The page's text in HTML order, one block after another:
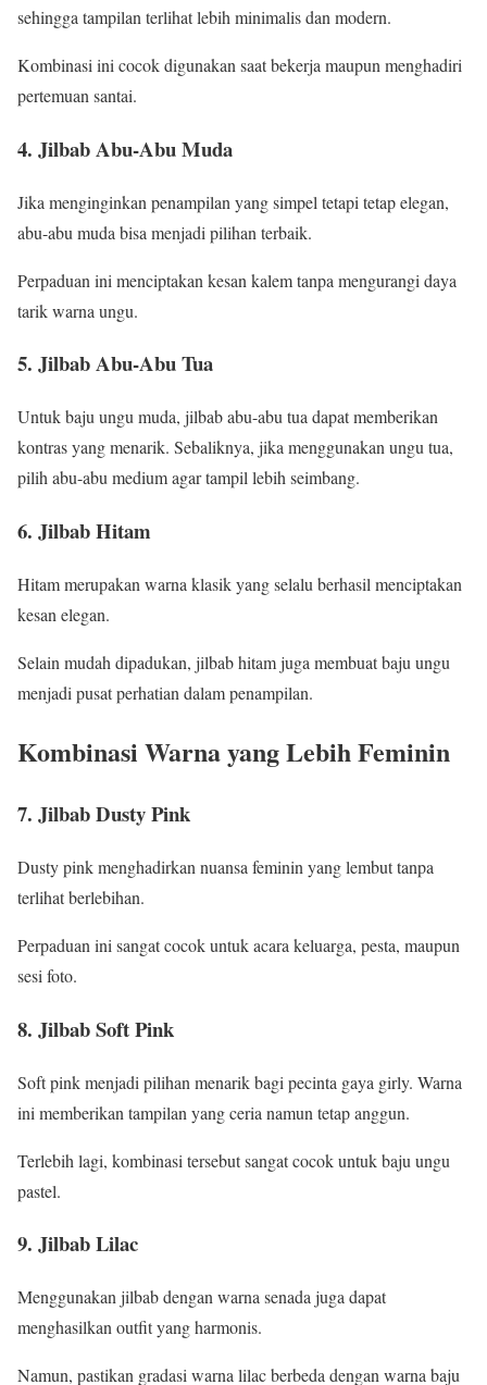
sehingga tampilan terlihat lebih minimalis dan modern.
Kombinasi ini cocok digunakan saat bekerja maupun menghadiri
pertemuan santai.
4. Jilbab Abu-Abu Muda
Jika menginginkan penampilan yang simpel tetapi tetap elegan,
abu-abu muda bisa menjadi pilihan terbaik.
Perpaduan ini menciptakan kesan kalem tanpa mengurangi daya
tarik warna ungu.
5. Jilbab Abu-Abu Tua
Untuk baju ungu muda, jilbab abu-abu tua dapat memberikan
kontras yang menarik. Sebaliknya, jika menggunakan ungu tua,
pilih abu-abu medium agar tampil lebih seimbang.
6. Jilbab Hitam
Hitam merupakan warna klasik yang selalu berhasil menciptakan
kesan elegan.
Selain mudah dipadukan, jilbab hitam juga membuat baju ungu
menjadi pusat perhatian dalam penampilan.
Kombinasi Warna yang Lebih Feminin
7. Jilbab Dusty Pink
Dusty pink menghadirkan nuansa feminin yang lembut tanpa
terlihat berlebihan.
Perpaduan ini sangat cocok untuk acara keluarga, pesta, maupun
sesi foto.
8. Jilbab Soft Pink
Soft pink menjadi pilihan menarik bagi pecinta gaya girly. Warna
ini memberikan tampilan yang ceria namun tetap anggun.
Terlebih lagi, kombinasi tersebut sangat cocok untuk baju ungu
pastel.
9. Jilbab Lilac
Menggunakan jilbab dengan warna senada juga dapat
menghasilkan outfit yang harmonis.
Namun, pastikan gradasi warna lilac berbeda dengan warna baju